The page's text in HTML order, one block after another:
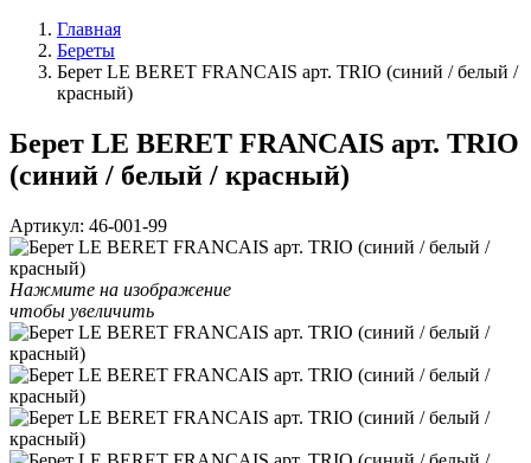
Главная
Береты
Берет LE BERET FRANCAIS арт. TRIO (синий / белый /
красный)
Берет LE BERET FRANCAIS арт. TRIO
(синий / белый / красный)
Артикул: 46-001-99
Нажмите на изображение
чтобы увеличить